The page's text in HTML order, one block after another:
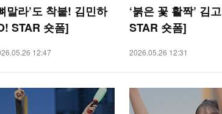
말라’도 착붙! 김민하
STAR 숏폼]
12:47
‘붉은 꽃 활짝’ 김
STAR 숏폼]
2026.05.26 12:31